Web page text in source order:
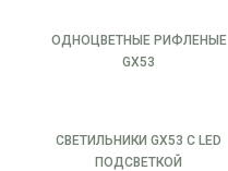
ОДНОЦВЕТНЫЕ РИФЛЕНЫЕ
GX53
СВЕТИЛЬНИКИ GX53 С LED
ПОДСВЕТКОЙ